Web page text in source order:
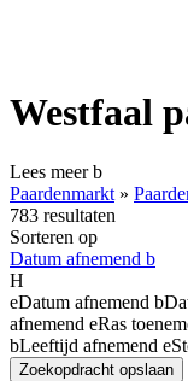
Westfaal
Lees meerb
Paardenmarkt »
783 resultaten
Sorteren op
Datum afnemend b
H
eDatum afnemend b
afnemend eRas
bLeeftijd afnemend e
Zoekopdracht opslaan